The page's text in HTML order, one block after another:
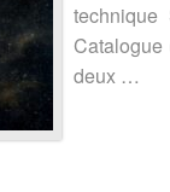
deux …